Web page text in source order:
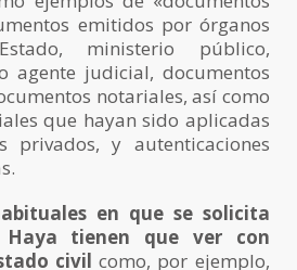
emitidos por órganos
ministerio público,
agente judicial, documentos
notariales, así como
que hayan sido aplicadas
privados, y autenticaciones
en que se solicita
tienen que ver con
civil como, por ejemplo,